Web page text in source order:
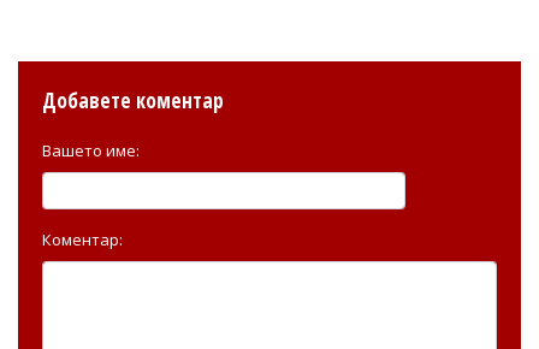
Добавете коментар
Вашето име:
Коментар: